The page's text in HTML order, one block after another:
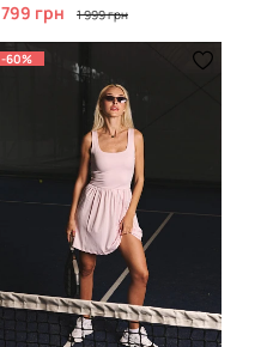
799 грн 1 999 грн
-60%